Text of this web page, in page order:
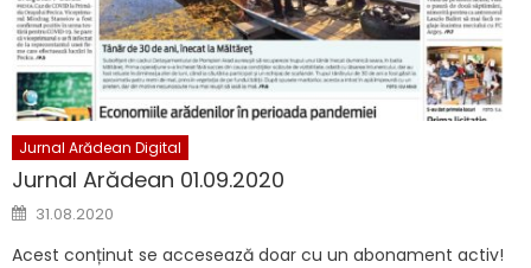
Jurnal Arădean Digital
Jurnal Arădean 01.09.2020
Posted on
31.08.2020
Acest conținut se accesează doar cu un abonament activ!